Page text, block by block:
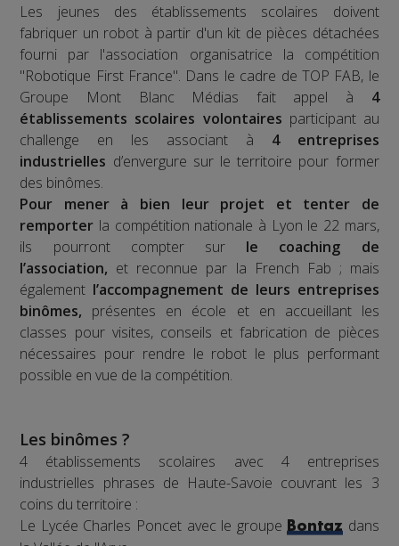
Les jeunes des établissements scolaires doivent
fabriquer un robot à partir d'un kit de pièces détachées
fourni par l'association organisatrice la compétition
"Robotique First France". Dans le cadre de TOP FAB, le
Groupe Mont Blanc Médias fait appel à 4
établissements scolaires volontaires participant au
challenge en les associant à 4 entreprises
industrielles d’envergure sur le territoire pour former
des binômes.
Pour mener à bien leur projet et tenter de
remporter la compétition nationale à Lyon le 22 mars,
ils pourront compter sur le coaching de
l’association, et reconnue par la French Fab ; mais
également l’accompagnement de leurs entreprises
binômes, présentes en école et en accueillant les
classes pour visites, conseils et fabrication de pièces
nécessaires pour rendre le robot le plus performant
possible en vue de la compétition.
Les binômes ?
4 établissements scolaires avec 4 entreprises
industrielles phrases de Haute-Savoie couvrant les 3
coins du territoire :
Le Lycée Charles Poncet avec le groupe Bontaz dans